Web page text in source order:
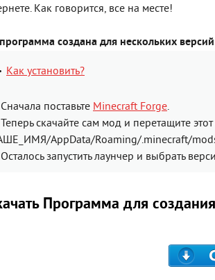
Как говорится, все на месте!
создана для нескольких
Как установить?
поставьтеMinecraft Forge.
скачайте сам мод и перетащите
AppData/Roaming/.minecraft/
запустить лаунчер и выбрать
Программа для